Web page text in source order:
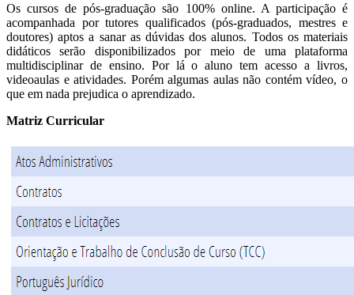
Os cursos de pós-graduação são 100% online. A participação é
acompanhada por tutores qualificados (pós-graduados, mestres e
doutores) aptos a sanar as dúvidas dos alunos. Todos os materiais
didáticos serão disponibilizados por meio de uma plataforma
multidisciplinar de ensino. Por lá o aluno tem acesso a livros,
videoaulas e atividades. Porém algumas aulas não contém vídeo, o
que em nada prejudica o aprendizado.
Matriz Curricular